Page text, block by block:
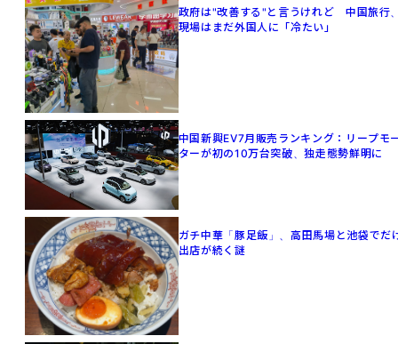
政府は"改善する"と言うけれど 中国旅行
現場はまだ外国人に「冷たい」
中国新興EV7月販売ランキング：リープモ
ターが初の10万台突破、独走態勢鮮明に
ガチ中華「豚足飯」、高田馬場と池袋でだ
出店が続く謎